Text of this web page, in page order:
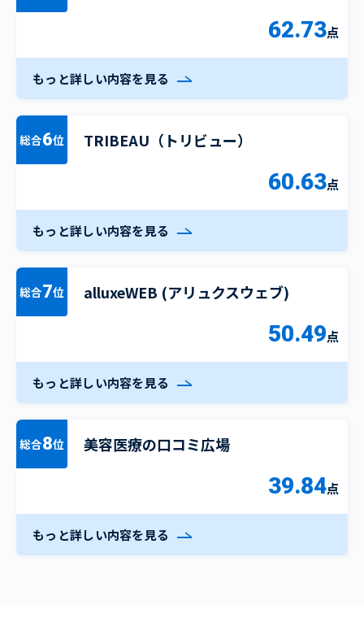
62.73点
もっと詳しい内容を見る
総合6位 TRIBEAU（トリビュー）
60.63点
もっと詳しい内容を見る
総合7位 alluxeWEB (アリュクスウェブ)
50.49点
もっと詳しい内容を見る
総合8位 美容医療の口コミ広場
39.84点
もっと詳しい内容を見る